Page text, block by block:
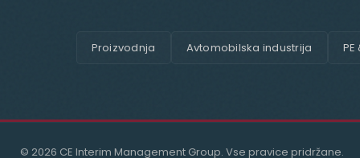
Proizvodnja Avtomobilska industrija PE
© 2026 CE Interim Management Group. Vse pravice pridržane.